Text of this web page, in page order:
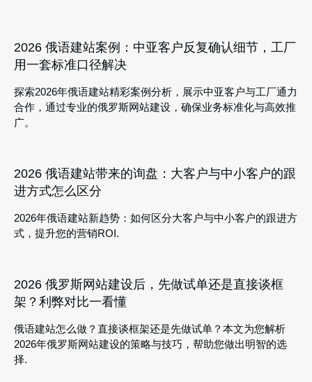
2026 俄语建站案例：中亚客户反复确认细节，工厂
用一套标准口径解决
探索2026年俄语建站精彩案例分析，展示中亚客户与工厂通力
合作，通过专业的俄罗斯网站建设，确保业务标准化与高效推
广。
2026 俄语建站带来的询盘：大客户与中小客户的跟
进方式怎么区分
2026年俄语建站新趋势：如何区分大客户与中小客户的跟进方
式，提升您的营销ROI.
2026 俄罗斯网站建设后，先做试单还是直接谈框
架？利弊对比一看懂
俄语建站怎么做？直接谈框架还是先做试单？本文为您解析
2026年俄罗斯网站建设的策略与技巧，帮助您做出明智的选
择.